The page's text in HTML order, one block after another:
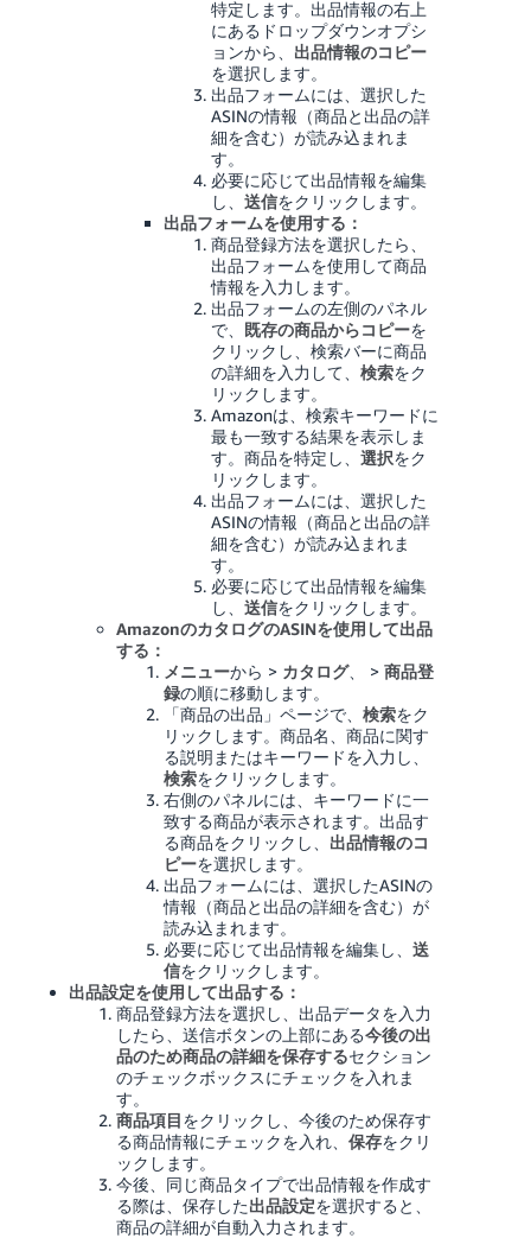
特定します。出品情報の右上
にあるドロップダウンオプシ
ョンから、 出品情報のコピー
を選択します。
出品フォームには、選択した
ASINの情報（商品と出品の詳
細を含む）が読み込まれま
す。
必要に応じて出品情報を編集
し、 送信をクリックします。
出品フォームを使用する：
商品登録方法を選択したら、
出品フォームを使用して商品
情報を入力します。
出品フォームの左側のパネル
で、 既存の商品からコピーを
クリックし、検索バーに商品
の詳細を入力して、 検索をク
リックします。
Amazonは、検索キーワードに
最も一致する結果を表示しま
す。商品を特定し、 選択をク
リックします。
出品フォームには、選択した
ASINの情報（商品と出品の詳
細を含む）が読み込まれま
す。
必要に応じて出品情報を編集
し、 送信をクリックします。
AmazonのカタログのASINを使用して出品
する：
メニューから > カタログ、 > 商品登
録の順に移動します。
「商品の出品」ページで、 検索をク
リックします。商品名、商品に関す
る説明またはキーワードを入力し、
検索をクリックします。
右側のパネルには、キーワードに一
致する商品が表示されます。出品す
る商品をクリックし、 出品情報のコ
ピーを選択します。
出品フォームには、選択したASINの
情報（商品と出品の詳細を含む）が
読み込まれます。
必要に応じて出品情報を編集し、 送
信をクリックします。
出品設定を使用して出品する：
商品登録方法を選択し、出品データを入力
したら、送信ボタンの上部にある今後の出
品のため商品の詳細を保存するセクション
のチェックボックスにチェックを入れま
す。
商品項目をクリックし、今後のため保存す
る商品情報にチェックを入れ、 保存をクリ
ックします。
今後、同じ商品タイプで出品情報を作成す
る際は、保存した出品設定を選択すると、
商品の詳細が自動入力されます。